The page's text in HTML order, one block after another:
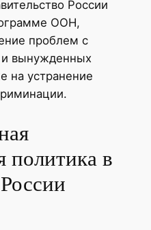
России
ООН,
проблем с
вынужденных
на устранение
политика в